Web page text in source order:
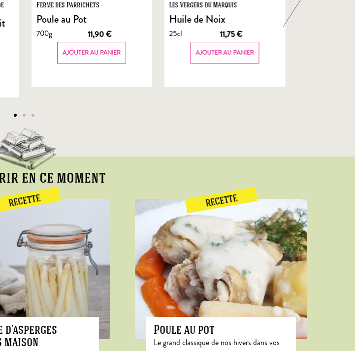
Ferme des Parrichets
Poule au Pot
700g 11,90€
AJOUTER AU PANIER
Les Vergers du Marquis
Huile de Noix
25cl 11,75€
AJOUTER AU PANIER
en ce moment
RECETTE
d’asperges
maison
RECETTE
Poule au pot
Le grand classique de nos hivers dans vos